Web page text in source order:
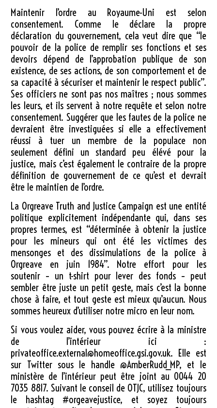
Maintenir l’ordre au Royaume-Uni est selon
consentement. Comme le déclare la propre
déclaration du gouvernement, cela veut dire que “le
pouvoir de la police de remplir ses fonctions et ses
devoirs dépend de l’approbation publique de son
existence, de ses actions, de son comportement et de
sa capacité à sécuriser et maintenir le respect public”.
Ses officiers ne sont pas nos maîtres ; nous sommes
les leurs, et ils servent à notre requête et selon notre
consentement. Suggérer que les fautes de la police ne
devraient être investiguées si elle a effectivement
réussi à tuer un membre de la populace non
seulement défini un standard peu élévé pour la
justice, mais c’est également le contraire de la propre
définition de gouvernement de ce qu’est et devrait
être le maintien de l’ordre.
La Orgreave Truth and Justice Campaign est une entité
politique explicitement indépendante qui, dans ses
propres termes, est “déterminée à obtenir la justice
pour les mineurs qui ont été les victimes des
mensonges et des dissimulations de la police à
Orgreave en juin 1984”. Notre effort pour les
soutenir – un t-shirt pour lever des fonds – peut
sembler être juste un petit geste, mais c’est la bonne
chose à faire, et tout geste est mieux qu’aucun. Nous
sommes heureux d’utiliser notre micro en leur nom.
Si vous voulez aider, vous pouvez écrire à la ministre
de l’intérieur ici :
privateoffice.external@homeoffice.gsi.gov.uk. Elle est
sur Twitter sous le handle @AmberRudd_MP, et le
ministère de l’intérieur peut être joint au 0044 20
7035 8817. Suivant le conseil de OTJC, utilisez toujours
le hashtag #orgeavejustice, et soyez toujours